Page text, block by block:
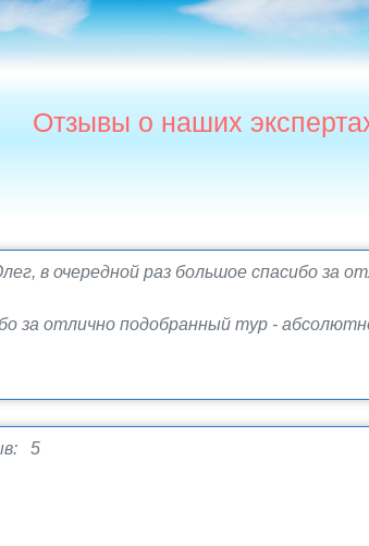
Отзывы о наших
в очередной раз большое спасибо за
за отлично подобранный тур -
5